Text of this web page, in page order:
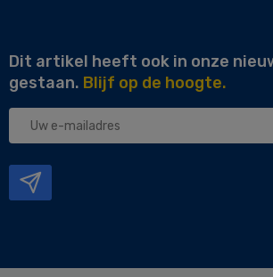
Dit artikel heeft ook in onze
gestaan. Blijf op de hoogte.
Uw